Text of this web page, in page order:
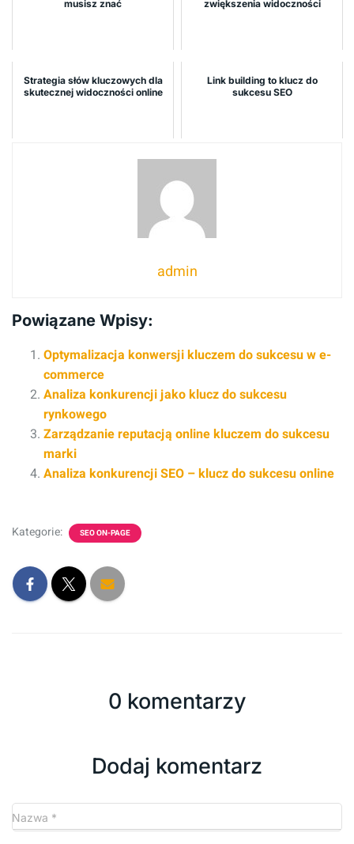
musisz znać
zwiększenia widoczności
Strategia słów kluczowych dla
skutecznej widoczności online
Link building to klucz do
sukcesu SEO
admin
Powiązane Wpisy:
Optymalizacja konwersji kluczem do sukcesu w e-
commerce
Analiza konkurencji jako klucz do sukcesu
rynkowego
Zarządzanie reputacją online kluczem do sukcesu
marki
Analiza konkurencji SEO – klucz do sukcesu online
Kategorie: SEO ON-PAGE
0 komentarzy
Dodaj komentarz
Nazwa *